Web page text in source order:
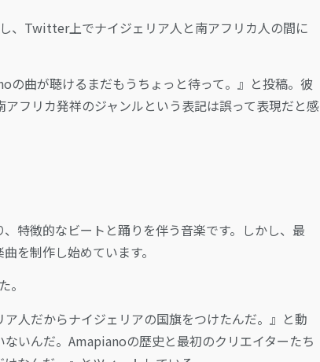
、Twitter上でナイジェリア人と南アフリカ人の間に
曲が聴けるまだもうちょっと待って。』と投稿。彼
フリカ発祥のジャンルという表記は誤って表現だと感
特徴的なビートと踊りを伴う音楽です。しかし、最
を制作し始めています。
人だからナイジェリアの国旗をつけたんだ。』と動
いんだ。Amapianoの歴史と最初のクリエイターたち